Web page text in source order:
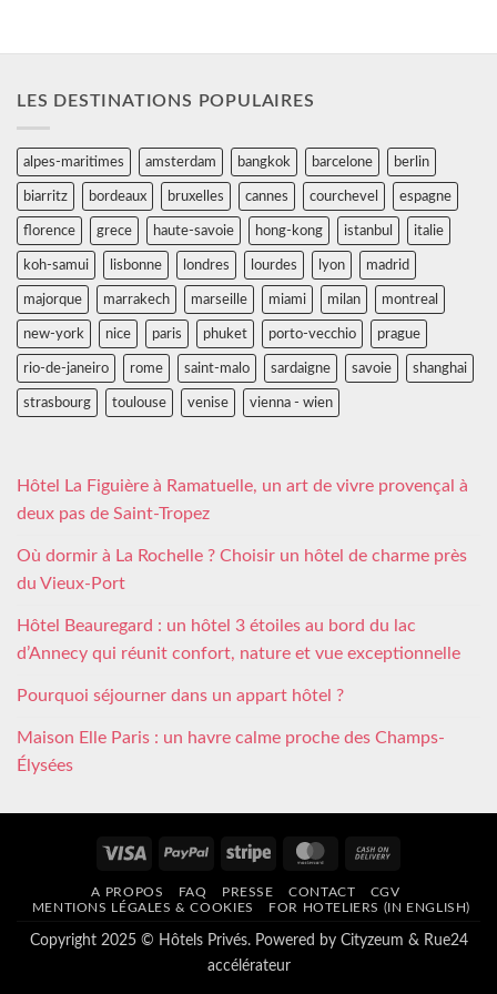
LES DESTINATIONS POPULAIRES
alpes-maritimes amsterdam bangkok barcelone berlin
biarritz bordeaux bruxelles cannes courchevel espagne
florence grece haute-savoie hong-kong istanbul italie
koh-samui lisbonne londres lourdes lyon madrid
majorque marrakech marseille miami milan montreal
new-york nice paris phuket porto-vecchio prague
rio-de-janeiro rome saint-malo sardaigne savoie shanghai
strasbourg toulouse venise vienna - wien
Hôtel La Figuière à Ramatuelle, un art de vivre provençal à
deux pas de Saint-Tropez
Où dormir à La Rochelle ? Choisir un hôtel de charme près
du Vieux-Port
Hôtel Beauregard : un hôtel 3 étoiles au bord du lac
d’Annecy qui réunit confort, nature et vue exceptionnelle
Pourquoi séjourner dans un appart hôtel ?
Maison Elle Paris : un havre calme proche des Champs-
Élysées
Visa PayPal Stripe MasterCard
Delivery
A PROPOS FAQ PRESSE CONTACT
CGV
MENTIONS LÉGALES & COOKIES
FOR HOTELIERS (IN ENGLISH)
Copyright 2025 © Hôtels Privés. Powered by Cityzeum & Rue24
accélérateur